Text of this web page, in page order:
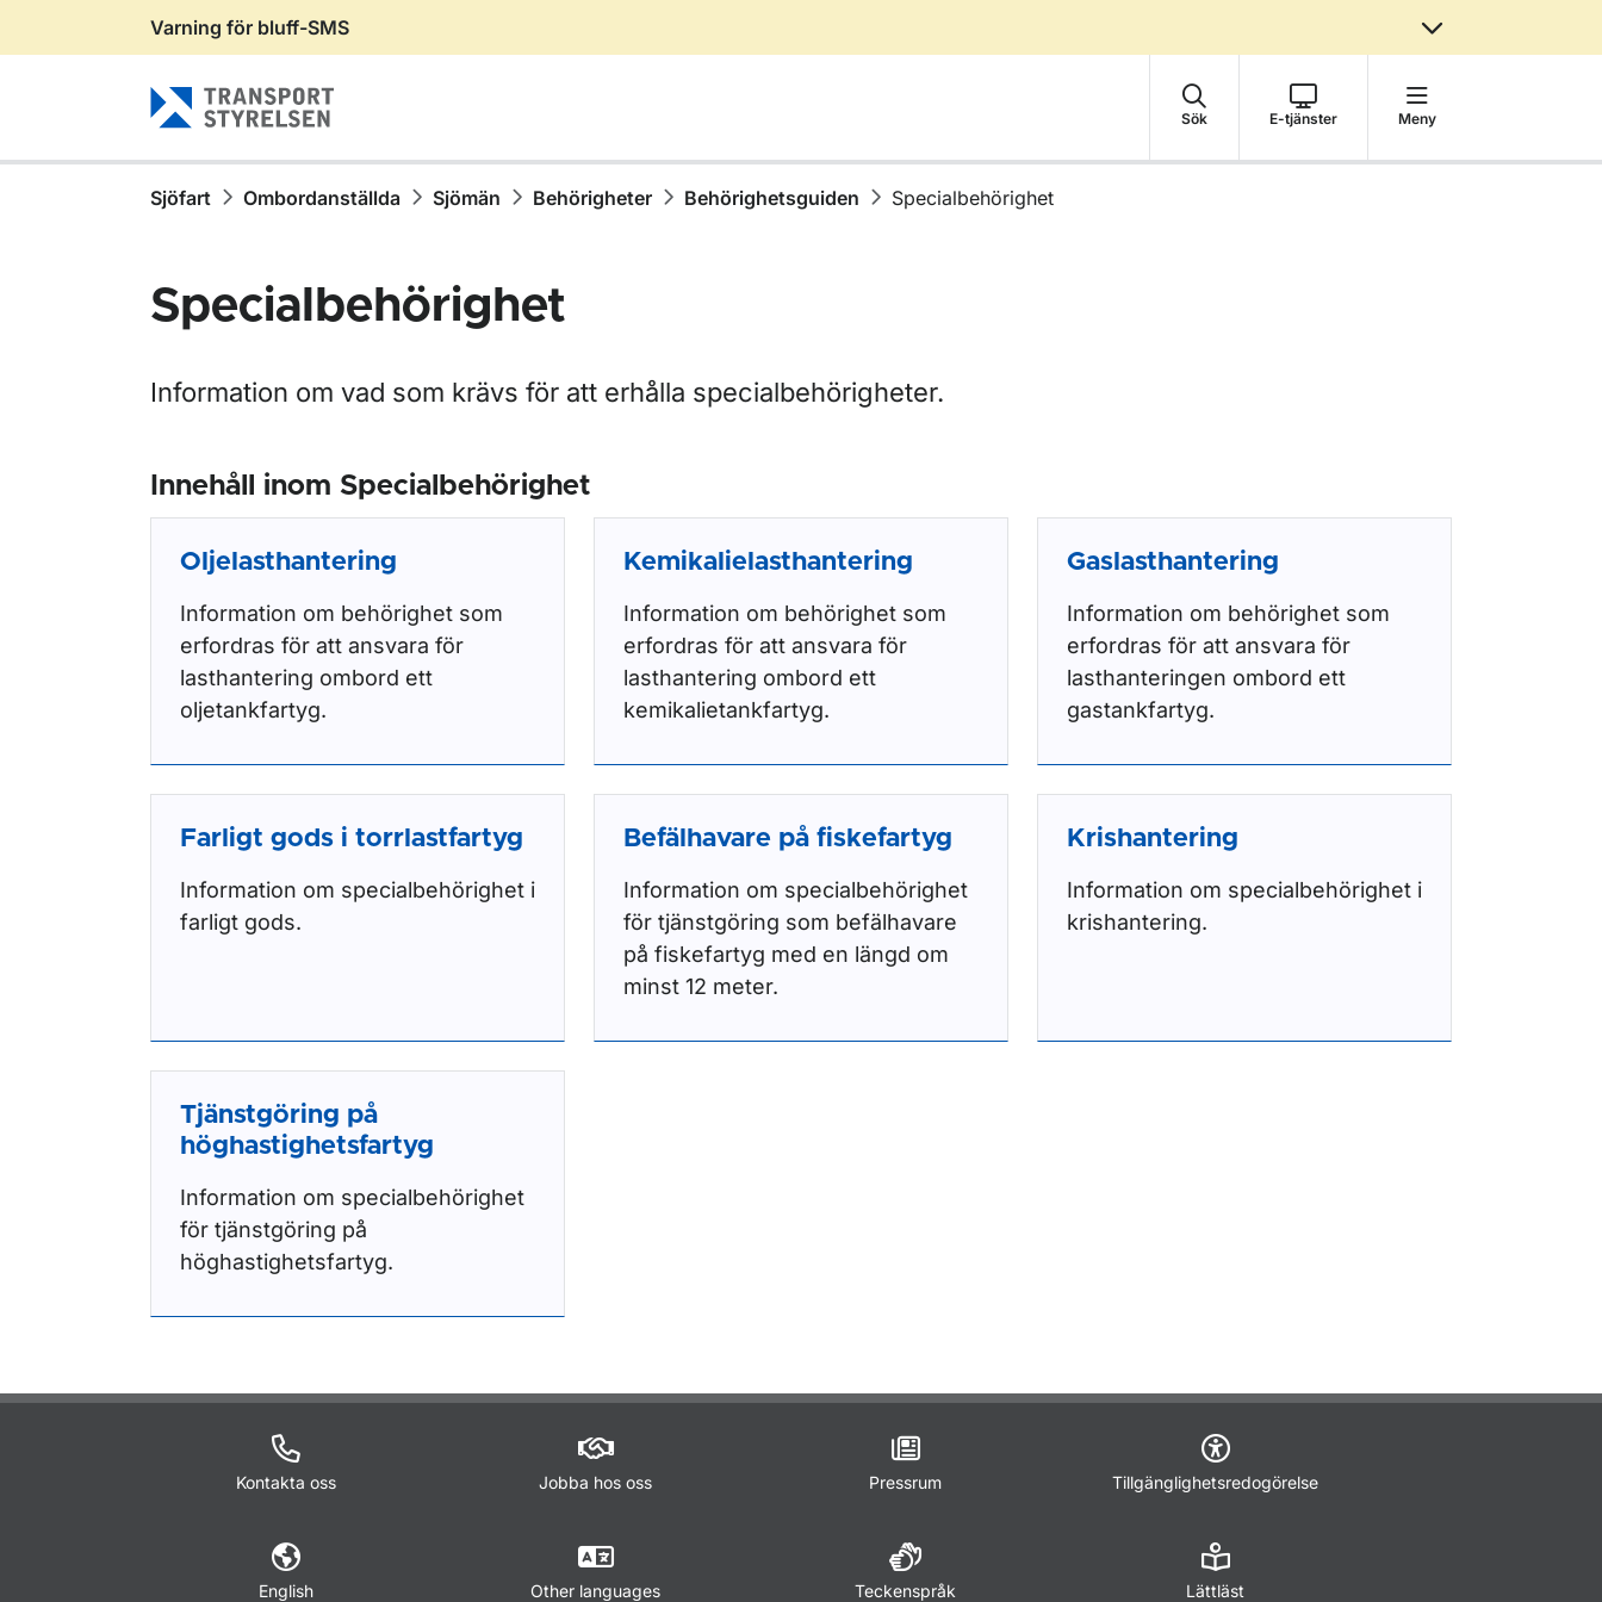
Gå till sidans innehåll
Varning för bluff-SMS
Sök E-tjänster Meny
Sjöfart Ombordanställda Sjömän Behörigheter Behörighetsguiden Specialbehörighet
Specialbehörighet
Information om vad som krävs för att erhålla specialbehörigheter.
Innehåll inom Specialbehörighet
Oljelasthantering
Information om behörighet som
erfordras för att ansvara för
lasthantering ombord ett
oljetankfartyg.
Kemikalielasthantering
Information om behörighet som
erfordras för att ansvara för
lasthantering ombord ett
kemikalietankfartyg.
Gaslasthantering
Information om behörighet som
erfordras för att ansvara för
lasthanteringen ombord ett
gastankfartyg.
Farligt gods i torrlastfartyg
Information om specialbehörighet i
farligt gods.
Befälhavare på fiskefartyg
Information om specialbehörighet
för tjänstgöring som befälhavare
på fiskefartyg med en längd om
minst 12 meter.
Krishantering
Information om specialbehörighet i
krishantering.
Tjänstgöring på
höghastighetsfartyg
Information om specialbehörighet
för tjänstgöring på
höghastighetsfartyg.
Kontakta oss Jobba hos oss Pressrum Tillgänglighetsredogörelse
English Other languages Teckenspråk Lättläst